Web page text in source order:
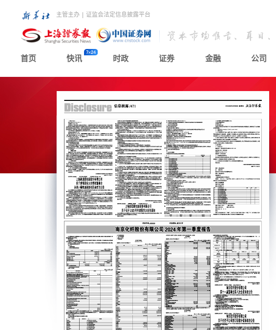
主管主办 证监会法定信息披露平台
首页 快讯 时政 证券 金融 公司